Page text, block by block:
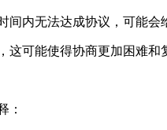
内无法达成协议，可能会
可能使得协商更加困难和
：